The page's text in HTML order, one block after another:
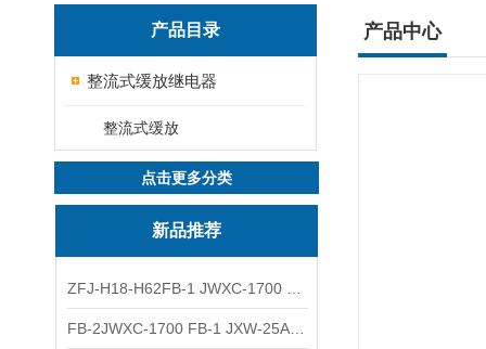
产品目录
整流式缓放继电器
整流式缓放
点击更多分类
新品推荐
产品中心